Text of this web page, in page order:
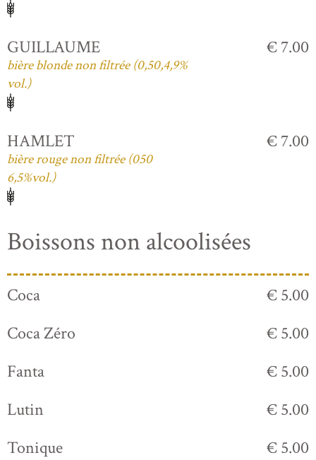
GUILLAUME
bière blonde non filtrée (0,50,4,9%
vol.)
€ 7.00
HAMLET
bière rouge non filtrée (050
6,5%vol.)
€ 7.00
Boissons non alcoolisées
Coca
€ 5.00
Coca Zéro
€ 5.00
Fanta
€ 5.00
Lutin
€ 5.00
Tonique
€ 5.00